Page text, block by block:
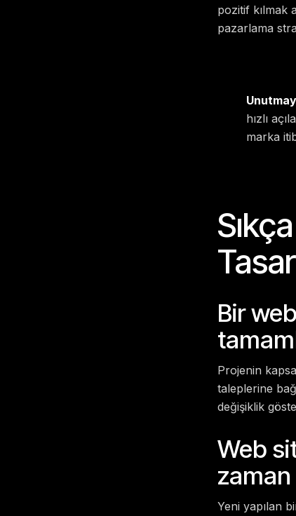
pozitif kılmak
pazarlama
hızlı
marka
Bir
Projenin
taleplerine
değişiklik
Web
zaman
Yeni yapılan